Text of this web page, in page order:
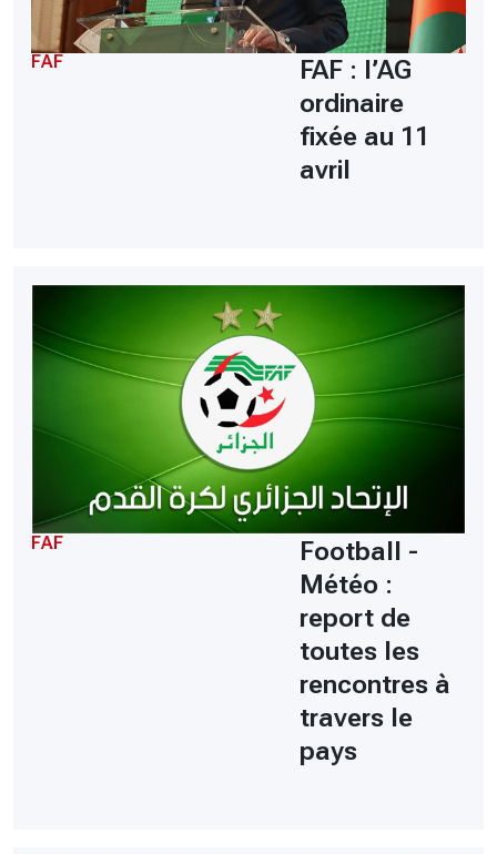
FAF
FAF : l’AG
ordinaire
fixée au 11
avril
FAF
Football -
Météo :
report de
toutes les
rencontres à
travers le
pays